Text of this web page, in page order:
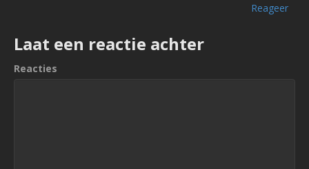
Reageer
Laat een reactie achter
Reacties